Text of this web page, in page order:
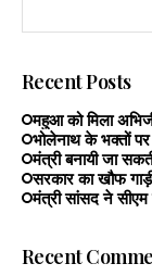
Recent Posts
महुआ को मिला
भोलेनाथ के भक्तों पर
मंत्री बनायी जा
सरकार का खौफ
मंत्री सांसद ने सीएम
Recent